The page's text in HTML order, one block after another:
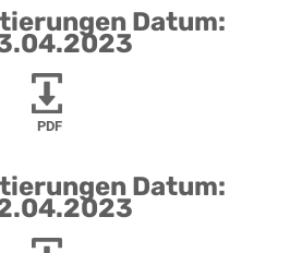
Datum:
PDF
Datum: